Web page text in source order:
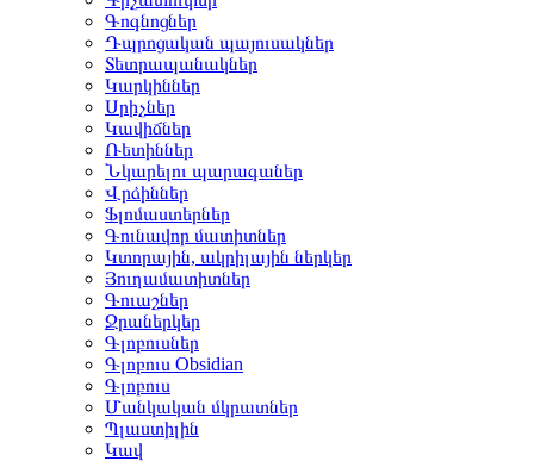
Գոգնոցներ
Դպրոցական պայուսակներ
Տետրապանակներ
Կարկիններ
Սրիչներ
Կավիճներ
Ռետիններ
Նկարելու պարագաներ
Վրձիններ
Ֆլոմաստերներ
Գունավոր մատիտներ
Կտորային, ակրիլային ներկեր
Յուղամատիտներ
Գուաշներ
Ջրաներկեր
Գլոբուսներ
Գլոբուս Obsidian
Գլոբուս
Մանկական մկրատներ
Պլաստիլին
Կավ